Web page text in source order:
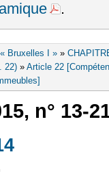
.
Bruxelles I » »
22) » Article 22
n° 13-